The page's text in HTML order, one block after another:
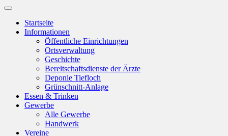
Suchfeld
ein-/ausblenden
Startseite
Informationen
Öffentliche Einrichtungen
Ortsverwaltung
Geschichte
Bereitschaftsdienste der Ärzte
Deponie Tiefloch
Grünschnitt-Anlage
Essen & Trinken
Gewerbe
Alle Gewerbe
Handwerk
Vereine